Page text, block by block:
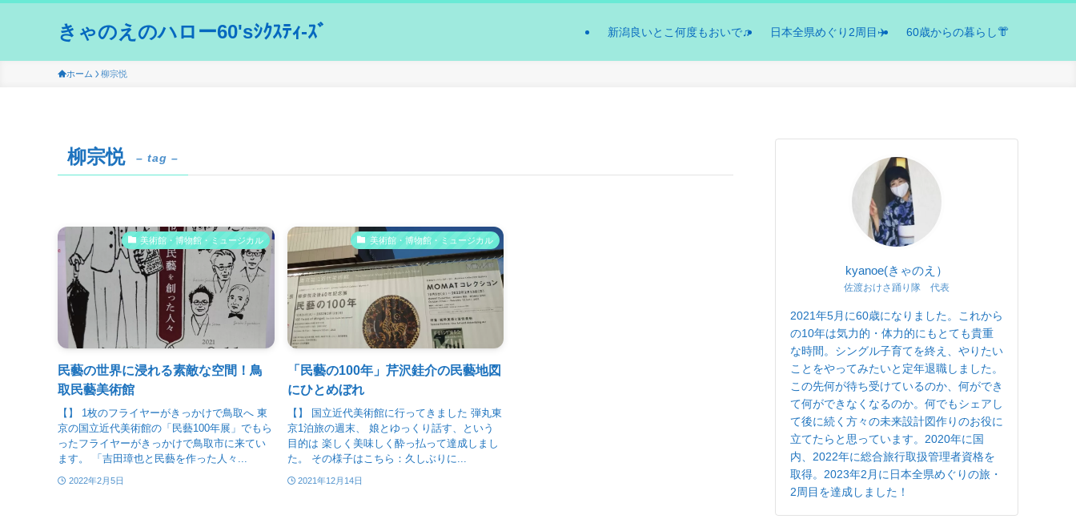
きゃのえのハロー60'sｼｸｽﾃｨ-ｽﾞ 新潟良いとこ何度もおいで♫ 日本全県めぐり2周目✈️ 60歳からの暮らし👘
ホーム 柳宗悦
柳宗悦 – tag –
美術館・博物館・ミュージカル
民藝の世界に浸れる素敵な空間！鳥
取民藝美術館
【】 1枚のフライヤーがきっかけで鳥取へ 東
京の国立近代美術館の「民藝100年展」でもら
ったフライヤーがきっかけで鳥取市に来てい
ます。 「吉田璋也と民藝を作った人々...
2022年2月5日
美術館・博物館・ミュージカル
「民藝の100年」芹沢銈介の民藝地図
にひとめぼれ
【】 国立近代美術館に行ってきました 弾丸東
京1泊旅の週末、 娘とゆっくり話す、という
目的は 楽しく美味しく酔っ払って達成しまし
た。 その様子はこちら：久しぶりに...
2021年12月14日
kyanoe(きゃのえ）
佐渡おけさ踊り隊 代表
2021年5月に60歳になりました。これから
の10年は気力的・体力的にもとても貴重
な時間。シングル子育てを終え、やりたい
ことをやってみたいと定年退職しました。
この先何が待ち受けているのか、何ができ
て何ができなくなるのか。何でもシェアし
て後に続く方々の未来設計図作りのお役に
立てたらと思っています。2020年に国
内、2022年に総合旅行取扱管理者資格を
取得。2023年2月に日本全県めぐりの旅・
2周目を達成しました！